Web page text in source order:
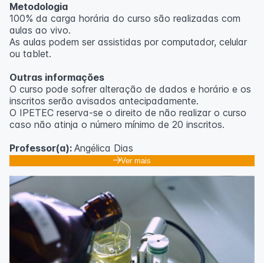
Metodologia
100% da carga horária do curso são realizadas com
aulas ao vivo.
As aulas podem ser assistidas por computador, celular
ou tablet.
Outras informações
O curso pode sofrer alteração de dados e horário e os
inscritos serão avisados ​​antecipadamente.
O IPETEC reserva-se o direito de não realizar o curso
caso não atinja o número mínimo de 20 inscritos.
Professor(a): Angélica Dias
Ver mais